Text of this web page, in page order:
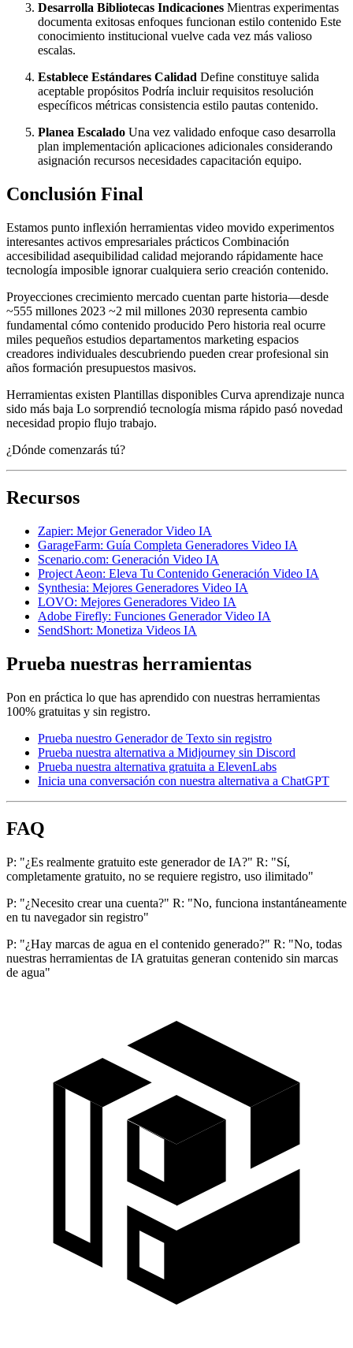
Desarrolla Bibliotecas Indicaciones Mientras experimentas
documenta exitosas enfoques funcionan estilo contenido Este
conocimiento institucional vuelve cada vez más valioso
escalas.
Establece Estándares Calidad Define constituye salida
aceptable propósitos Podría incluir requisitos resolución
específicos métricas consistencia estilo pautas contenido.
Planea Escalado Una vez validado enfoque caso desarrolla
plan implementación aplicaciones adicionales considerando
asignación recursos necesidades capacitación equipo.
Conclusión Final
Estamos punto inflexión herramientas video movido experimentos
interesantes activos empresariales prácticos Combinación
accesibilidad asequibilidad calidad mejorando rápidamente hace
tecnología imposible ignorar cualquiera serio creación contenido.
Proyecciones crecimiento mercado cuentan parte historia—desde
~555 millones 2023 ~2 mil millones 2030 representa cambio
fundamental cómo contenido producido Pero historia real ocurre
miles pequeños estudios departamentos marketing espacios
creadores individuales descubriendo pueden crear profesional sin
años formación presupuestos masivos.
Herramientas existen Plantillas disponibles Curva aprendizaje nunca
sido más baja Lo sorprendió tecnología misma rápido pasó novedad
necesidad propio flujo trabajo.
¿Dónde comenzarás tú?
Recursos
Zapier: Mejor Generador Video IA
GarageFarm: Guía Completa Generadores Video IA
Scenario.com: Generación Video IA
Project Aeon: Eleva Tu Contenido Generación Video IA
Synthesia: Mejores Generadores Video IA
LOVO: Mejores Generadores Video IA
Adobe Firefly: Funciones Generador Video IA
SendShort: Monetiza Videos IA
Prueba nuestras herramientas
Pon en práctica lo que has aprendido con nuestras herramientas
100% gratuitas y sin registro.
Prueba nuestro Generador de Texto sin registro
Prueba nuestra alternativa a Midjourney sin Discord
Prueba nuestra alternativa gratuita a ElevenLabs
Inicia una conversación con nuestra alternativa a ChatGPT
FAQ
P: "¿Es realmente gratuito este generador de IA?" R: "Sí,
completamente gratuito, no se requiere registro, uso ilimitado"
P: "¿Necesito crear una cuenta?" R: "No, funciona instantáneamente
en tu navegador sin registro"
P: "¿Hay marcas de agua en el contenido generado?" R: "No, todas
nuestras herramientas de IA gratuitas generan contenido sin marcas
de agua"